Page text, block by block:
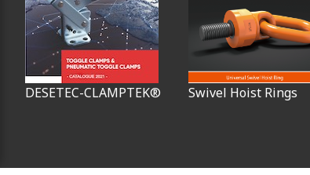
DESETEC-CLAMPTEK® Swivel Hoist Rings